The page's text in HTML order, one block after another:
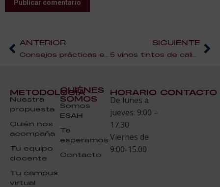
Publicar comentario
ANTERIOR SIGUIENTE
METODOLOGÍA
Nuestra
propuesta
Quién nos
acompaña
Tu equipo
docente
Tu campus
virtual
QUIÉNES
SOMOS
Somos
ESAH
Te
esperamos
Contacto
HORARIO
De lunes a
jueves: 9:00 –
17.30
Viernes de
9:00-15.00
CONTACTO